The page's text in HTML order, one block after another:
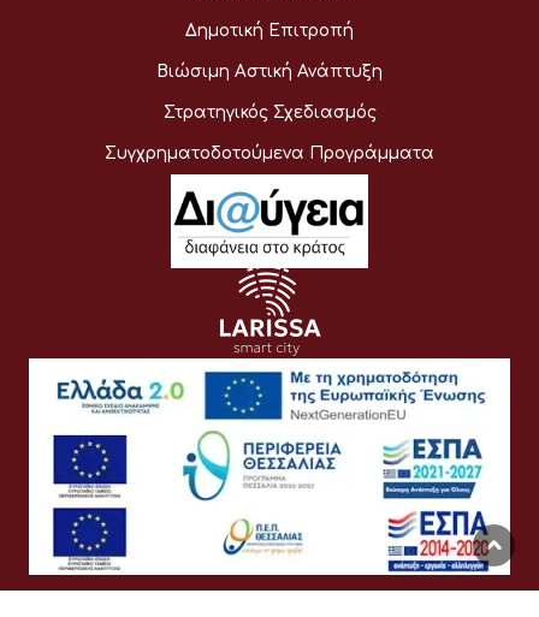
Δημοτική Επιτροπή
Βιώσιμη Αστική Ανάπτυξη
Στρατηγικός Σχεδιασμός
Συγχρηματοδοτούμενα Προγράμματα